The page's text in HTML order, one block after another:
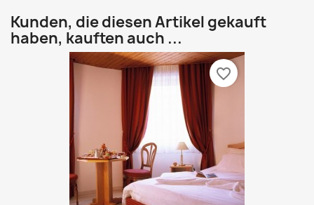
Kunden, die diesen Artikel gekauft
haben, kauften auch ...
favorite_border